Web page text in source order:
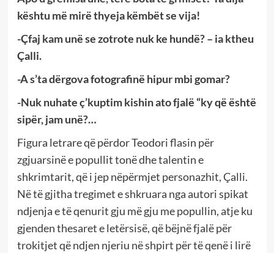
kështu më mirë thyeja këmbët se vija!
-Çfaj kam unë se zotrote nuk ke hundë? – ia ktheu
Çalli.
-A s’ta dërgova fotografinë hipur mbi gomar?
-Nuk nuhate ç’kuptim kishin ato fjalë “ky që është
sipër, jam unë?…
Figura letrare që përdor Teodori flasin për
zgjuarsinë e popullit tonë dhe talentin e
shkrimtarit, që i jep nëpërmjet personazhit, Çalli.
Në të gjitha tregimet e shkruara nga autori spikat
ndjenja e të qenurit gju më gju me popullin, atje ku
gjenden thesaret e letërsisë, që bëjnë fjalë për
trokitjet që ndjen njeriu në shpirt për të qenë i lirë